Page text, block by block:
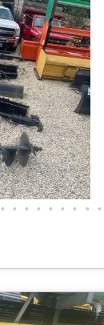
• • • • • • • • •